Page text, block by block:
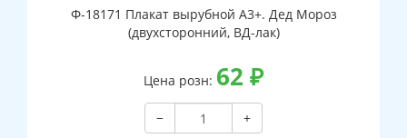
Ф-18171 Плакат вырубной А3+. Дед Мороз
(двухсторонний, ВД-лак)
Цена розн: 62 ₽
−
+